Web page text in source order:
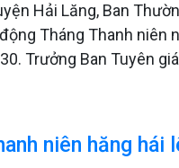
Hải Lăng, Ban
Tháng Thanh
Trưởng Ban Tuyên
niên hăng hái